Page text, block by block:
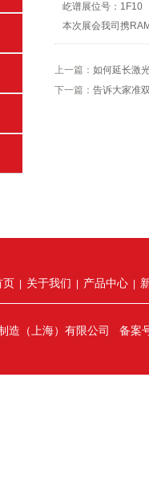
屹谱展位号：1F10
本次展会我司携
上一篇： 如何延长激
下一篇： 告诉大家准
页 关于我们 产品中心|
造（上海）有限公司 备案